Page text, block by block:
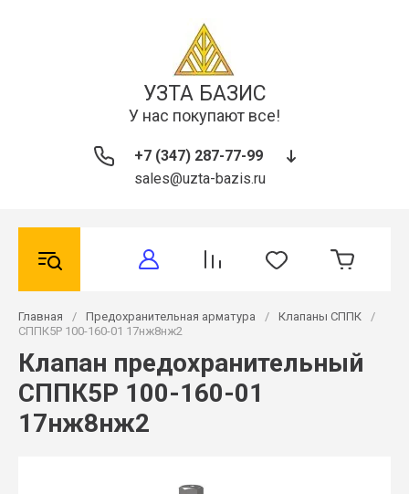
УЗТА БАЗИС
У нас покупают все!
+7 (347) 287-77-99
sales@uzta-bazis.ru
Главная / Предохранительная арматура / Клапаны СППК
/
СППК5Р 100-160-01 17нж8нж2
Клапан предохранительный
СППК5Р 100-160-01
17нж8нж2